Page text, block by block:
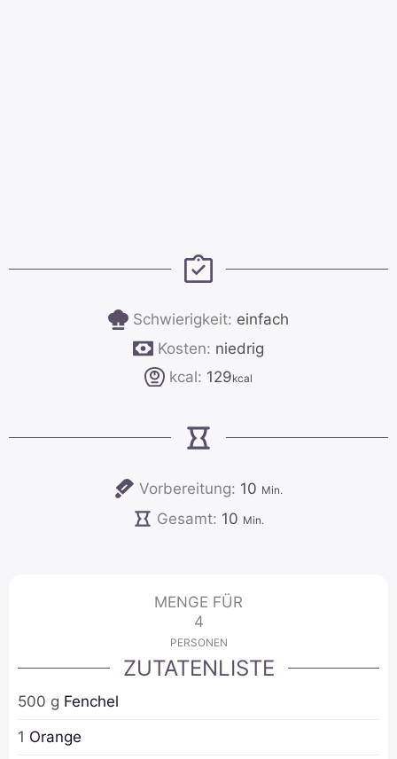
Schwierigkeit: einfach
Kosten: niedrig
kcal: 129kcal
Vorbereitung: 10Minuten
Min.
Gesamt: 10 Minuten
Min.
MENGE FÜR
4
PERSONEN
ZUTATENLISTE
500 g Fenchel
1 Orange